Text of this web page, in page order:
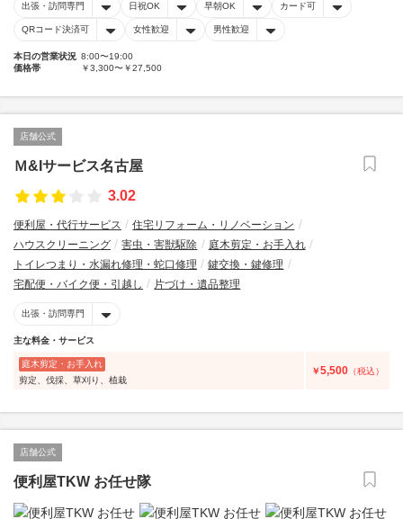
出張・訪問専門 日祝OK 早朝OK カード可
QRコード決済可 女性歓迎 男性歓迎
本日の営業状況 8:00〜19:00
価格帯
￥3,300〜￥27,500
店舗公式
Ｍ&Iサービス名古屋
3.02
便利屋・代行サービス
住宅リフォーム・リノベーション
ハウスクリーニング
害虫・害獣駆除
庭木剪定・お手入れ
トイレつまり・水漏れ修理・蛇口修理
鍵交換・鍵修理
宅配便・バイク便・引越し
片づけ・遺品整理
出張・訪問専門
主な料金・サービス
庭木剪定・お手入れ
剪定、伐採、草刈り、植栽
￥5,500 （税込）
店舗公式
便利屋TKW お任せ隊